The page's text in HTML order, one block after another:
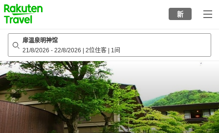
to
top
page
新
扉温泉明神馆
21/8/2026 - 22/8/2026 2位住客 1间